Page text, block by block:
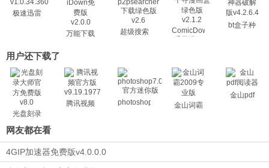
自己的或者别人的网店产品，然后上架到自己店里的必备开店系统工
2.万能搬家软件只要输入您想采集的店铺或产品的网址即可，一
键批量下载任意店铺首页、所有宝贝，宝贝分类、店内任意搜索、单
个宝贝统统支持一键下载。然后快速全自动上传到自己的网店上，比
自己手动一个一个上传效率不止提升了一点半点!要想快，批量传!
3.万能搬家软件下载完成的图片支持批量编辑，添加水印。更多
软件系统功能等待您的使用并发掘!
4.万能搬家软件支持自动升级，自动下载最新版 全球速卖通助理
(万能搬家软件)，破解版软件一般都不支持自动升级，请使用正版。
极速迅雷
万能下载
超级搜索
版v2.6
ComicDown
bt盒子种
用户还下载了
光盘刻录
大师
腾讯视频 photoshop7.0 金山词霸
金山pdf
网友都在看
4GIP加速器免费版v4.0.0.0